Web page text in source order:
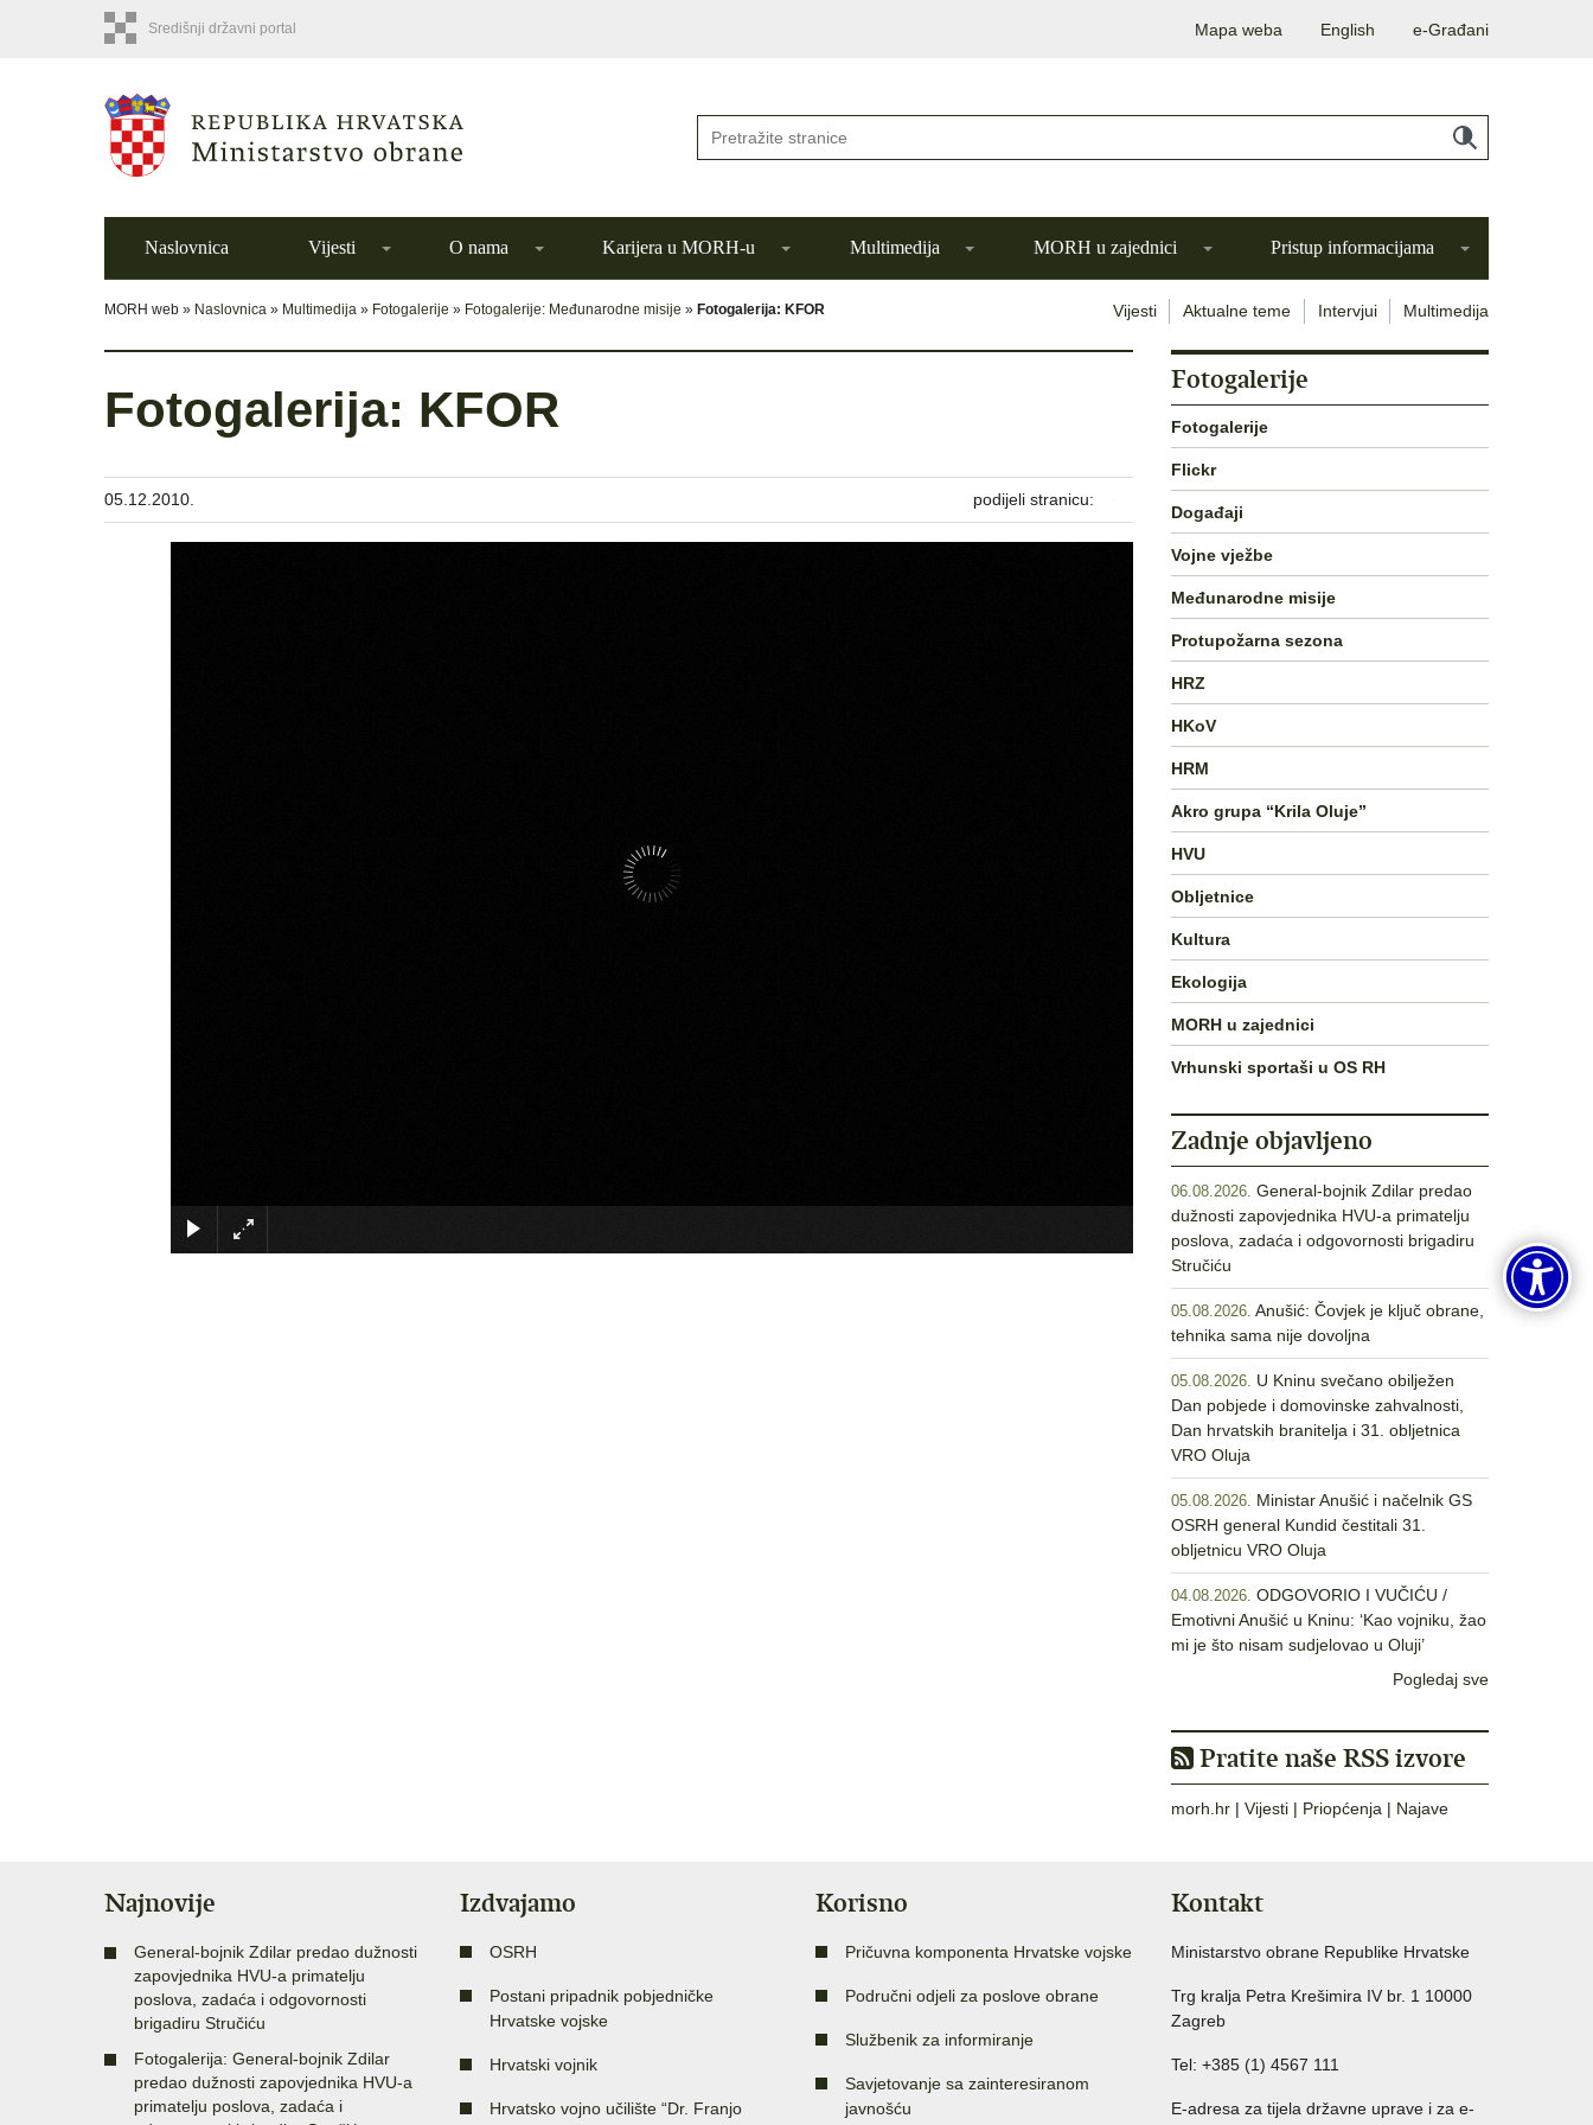
Središnji državni portal Mapa weba English e-Građani
Naslovnica Vijesti O nama Karijera u MORH-u Multimedija MORH u zajednici Pristup informacijama
MORH web » Naslovnica » Multimedija » Fotogalerije » Fotogalerije: Međunarodne misije » Fotogalerija: KFOR Vijesti Aktualne teme Intervjui Multimedija
Fotogalerija: KFOR
05.12.2010. podijeli stranicu:
Fotogalerije
Fotogalerije
Flickr
Događaji
Vojne vježbe
Međunarodne misije
Protupožarna sezona
HRZ
HKoV
HRM
Akro grupa “Krila Oluje”
HVU
Obljetnice
Kultura
Ekologija
MORH u zajednici
Vrhunski sportaši u OS RH
Zadnje objavljeno
06.08.2026. General-bojnik Zdilar predao
dužnosti zapovjednika HVU-a primatelju
poslova, zadaća i odgovornosti brigadiru
Stručiću
05.08.2026. Anušić: Čovjek je ključ obrane,
tehnika sama nije dovoljna
05.08.2026. U Kninu svečano obilježen
Dan pobjede i domovinske zahvalnosti,
Dan hrvatskih branitelja i 31. obljetnica
VRO Oluja
05.08.2026. Ministar Anušić i načelnik GS
OSRH general Kundid čestitali 31.
obljetnicu VRO Oluja
04.08.2026. ODGOVORIO I VUČIĆU /
Emotivni Anušić u Kninu: ‘Kao vojniku, žao
mi je što nisam sudjelovao u Oluji’
Pogledaj sve
Pratite naše RSS izvore
morh.hr | Vijesti | Priopćenja | Najave
Najnovije
General-bojnik Zdilar predao dužnosti
zapovjednika HVU-a primatelju
poslova, zadaća i odgovornosti
brigadiru Stručiću
Fotogalerija: General-bojnik Zdilar
predao dužnosti zapovjednika HVU-a
primatelju poslova, zadaća i
Izdvajamo
OSRH
Postani pripadnik pobjedničke
Hrvatske vojske
Hrvatski vojnik
Hrvatsko vojno učilište “Dr. Franjo
Korisno
Pričuvna komponenta Hrvatske vojske
Područni odjeli za poslove obrane
Službenik za informiranje
Savjetovanje sa zainteresiranom
javnošću
Kontakt
Ministarstvo obrane Republike Hrvatske
Trg kralja Petra Krešimira IV br. 1 10000
Zagreb
Tel: +385 (1) 4567 111
E-adresa za tijela državne uprave i za e-